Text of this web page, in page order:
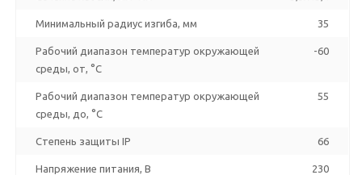
Минимальный радиус изгиба, мм 35
Рабочий диапазон температур окружающей
среды, от, °C
-60
Рабочий диапазон температур окружающей
среды, до, °C
55
Степень защиты IP 66
Напряжение питания, В 230